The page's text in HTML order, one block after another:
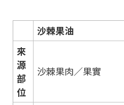
沙棘果油
來
源
部
位
沙棘果肉／果實